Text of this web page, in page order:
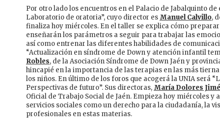
Por otro lado los encuentros en el Palacio de Jabalquinto
Laboratorio de oratoria”, cuyo director es Manuel Calvillo,
finaliza hoy miércoles. En el taller se explica cómo
enseñarán los parámetros a seguir para trabajar las
así como entrenar las diferentes habilidades de
“Actualización en síndrome de Down y atención infantil
Robles, de la Asociación Síndrome de Down Jaén y
hincapié en la importancia de las terapias en las más
los niños. En último de los foros que acogerá la UNIA será
Perspectivas de futuro”. Sus directoras, María Dolores
Oficial de Trabajo Social de Jaén. Empieza hoy miércoles y
servicios sociales como un derecho para la ciudadanía, la
profesionales en estas materias.